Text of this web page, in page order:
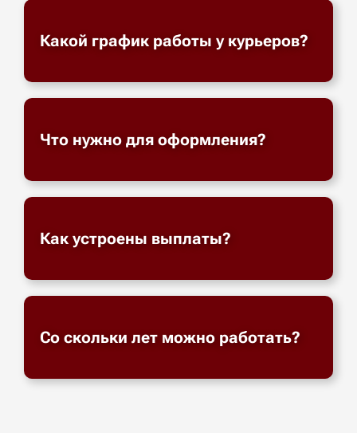
Какой график работы у курьеров?
Что нужно для оформления?
Как устроены выплаты?
Со скольки лет можно работать?